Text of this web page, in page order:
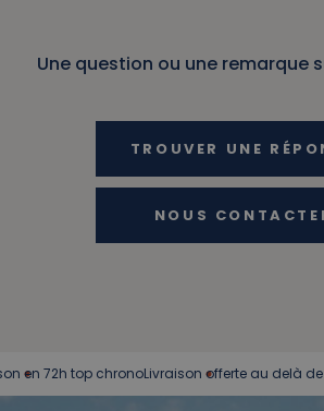
Une question ou une remarque
TROUVER UNE
NOUS
top chronoLivraison offerte au delà de 50€